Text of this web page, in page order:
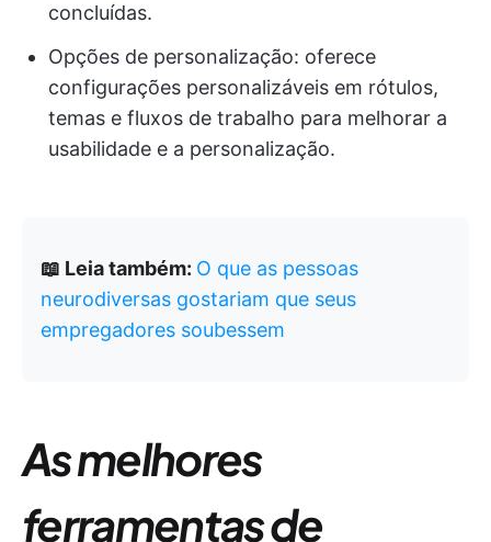
concluídas.
Opções de personalização: oferece
configurações personalizáveis em rótulos,
temas e fluxos de trabalho para melhorar a
usabilidade e a personalização.
📖 Leia também: O que as pessoas
neurodiversas gostariam que seus
empregadores soubessem
As melhores
ferramentas de